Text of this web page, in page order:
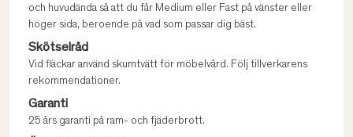
och huvudända så att du får Medium eller Fast på vänster eller
höger sida, beroende på vad som passar dig bäst.
Skötselråd
Vid fläckar använd skumtvätt för möbelvård. Följ tillverkarens
rekommendationer.
Garanti
25 års garanti på ram- och fjäderbrott.